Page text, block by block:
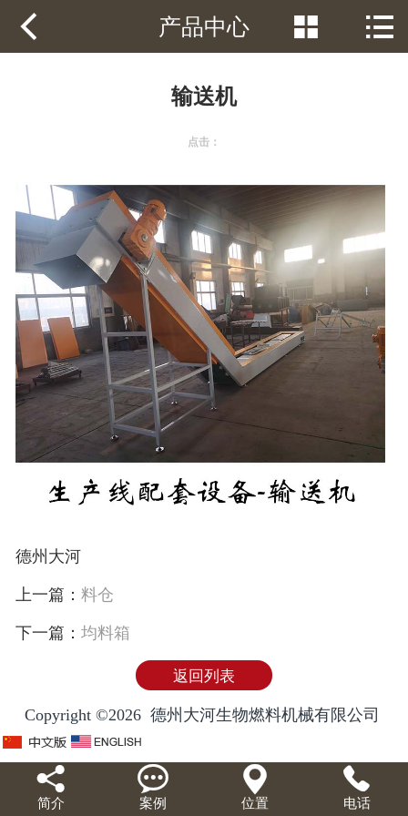
网站首页
 产品中心  
输送机
点击：
德州大河
上一篇： 料仓
下一篇： 均料箱
返回列表
Copyright ©2026 德州大河生物燃料机械有限公司

简介

案例

位置

电话